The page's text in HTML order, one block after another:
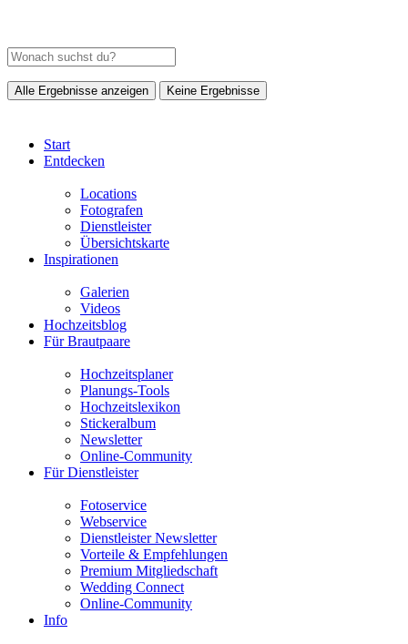
Alle Ergebnisse anzeigen Keine Ergebnisse
Start
Entdecken
Locations
Fotografen
Dienstleister
Übersichtskarte
Inspirationen
Galerien
Videos
Hochzeitsblog
Für Brautpaare
Hochzeitsplaner
Planungs-Tools
Hochzeitslexikon
Stickeralbum
Newsletter
Online-Community
Für Dienstleister
Fotoservice
Webservice
Dienstleister Newsletter
Vorteile & Empfehlungen
Premium Mitgliedschaft
Wedding Connect
Online-Community
Info